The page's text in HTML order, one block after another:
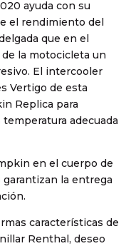
ayuda con su
el rendimiento del
que en el
la motocicleta un
El intercooler
Vertigo de esta
Replica para
adecuada
en el cuerpo de
la entrega
características de
Renthal, deseo